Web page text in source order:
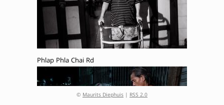
Phlap Phla Chai Rd
© Maurits Diephuis | RSS 2.0